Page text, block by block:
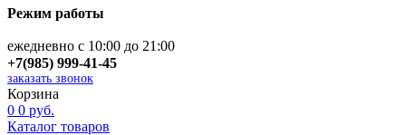
Режим работы
ежедневно с 10:00 до 21:00
+7(985) 999-41-45
заказать звонок
Корзина
0 0 руб.
Каталог товаров